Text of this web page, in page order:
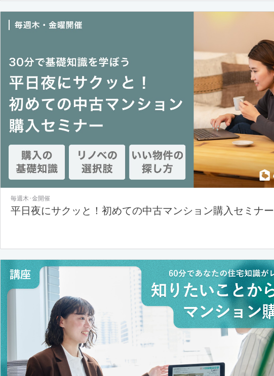
毎週木･金開催
平日夜にサクッと！初めての中古マンション購入セミナー